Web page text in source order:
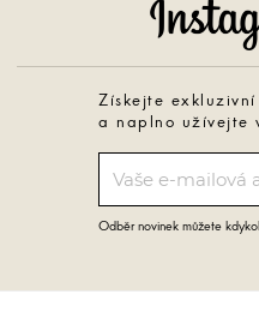
Získejte
a naplno užívejte
Odběr novinek můžete